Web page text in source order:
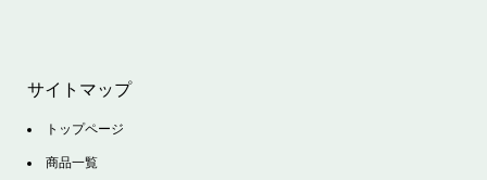
サイトマップ
トップページ
商品一覧